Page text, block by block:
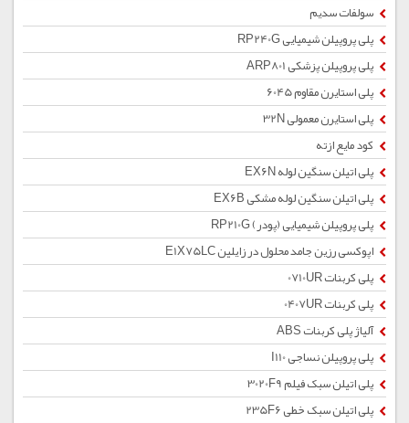
سولفات سدیم
پلی پروپیلن شیمیایی RP240G
پلی پروپیلن پزشکی ARP801
پلی استایرن مقاوم 6045
پلی استایرن معمولی 32N
کود مایع ازته
پلی اتیلن سنگین لوله EX6N
پلی اتیلن سنگین لوله مشکی EX6B
پلی پروپیلن شیمیایی (پودر) RP210G
اپوکسی رزین جامد محلول در زایلین E1X75LC
پلی کربنات 0710UR
پلی کربنات 0407UR
آلیاژ پلی کربنات ABS
پلی پروپیلن نساجی I110
پلی اتیلن سبک فیلم 3020F9
پلی اتیلن سبک خطی 235F6